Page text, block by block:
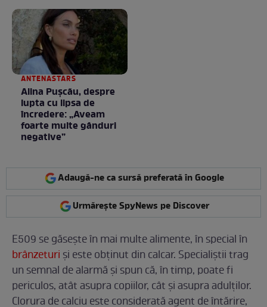
ANTENASTARS
Alina Pușcău, despre
lupta cu lipsa de
încredere: „Aveam
foarte multe gânduri
negative”
Adaugă-ne ca sursă preferată în Google
Urmărește SpyNews pe Discover
E509 se găsește în mai multe alimente, în special în
brânzeturi și este obținut din calcar. Specialiștii trag
un semnal de alarmă și spun că, în timp, poate fi
periculos, atât asupra copiilor, cât și asupra adulților.
Clorura de calciu este considerată agent de întărire,